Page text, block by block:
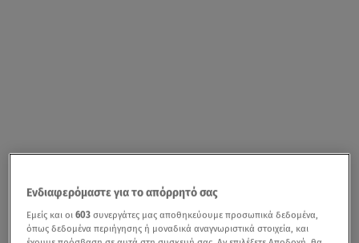
Ενδιαφερόμαστε για το απόρρητό σας
Εμείς και οι603 συνεργάτες μας αποθηκεύουμε προσωπικά δεδομένα,
όπως δεδομένα περιήγησης ή μοναδικά αναγνωριστικά στοιχεία, και